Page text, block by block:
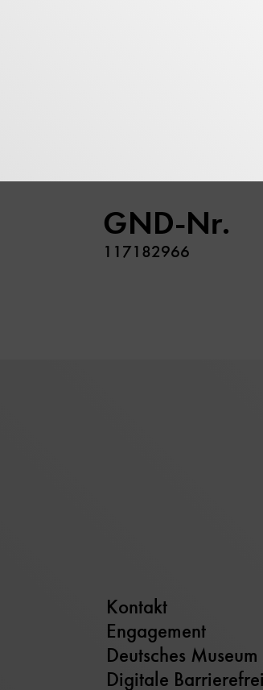
GND-Nr.
117182966
Kontakt
Engagement
Deutsches
Digitale